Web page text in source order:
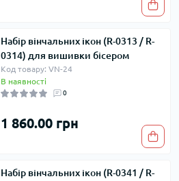
Набір вінчальних ікон (R-0313 / R-
0314) для вишивки бісером
Код товару: VN-24
В наявності
0
1 860.00 грн
Набір вінчальних ікон (R-0341 / R-